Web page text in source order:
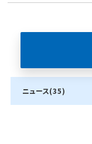
ニュース(35)